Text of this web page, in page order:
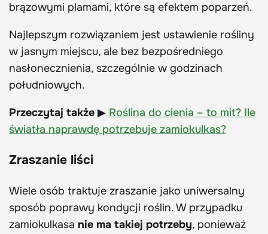
brązowymi plamami, które są efektem poparzeń.
Najlepszym rozwiązaniem jest ustawienie rośliny
w jasnym miejscu, ale bez bezpośredniego
nasłonecznienia, szczególnie w godzinach
południowych.
Przeczytaj także ▶ Roślina do cienia – to mit? Ile
światła naprawdę potrzebuje zamiokulkas?
Zraszanie liści
Wiele osób traktuje zraszanie jako uniwersalny
sposób poprawy kondycji roślin. W przypadku
zamiokulkasa nie ma takiej potrzeby, ponieważ